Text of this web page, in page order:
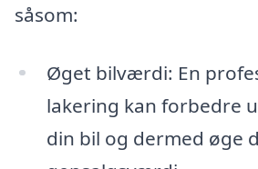
såsom:
Øget bilværdi: En
lakering kan forbedre
din bil og dermed øge